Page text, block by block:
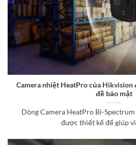
Camera nhiệt HeatPro của Hikvision
đề bảo mật
Dòng Camera HeatPro Bi-
được thiết kế để giúp